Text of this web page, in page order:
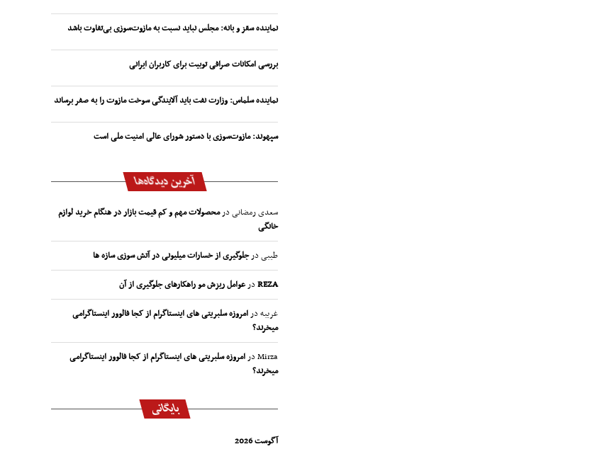
نماینده سقز و بانه: مجلس نباید نسبت به مازوت‌سوزی بی‌تفاوت باشد
بررسی امکانات صرافی توبیت برای کاربران ایرانی
نماینده سلماس: وزارت نفت باید آلایندگی سوخت مازوت را به صفر برساند
سپهوند:‌ مازوت‌سوزی با دستور شورای عالی امنیت ملی است
آخرین دیدگاه‌ها
سعدی رمضانیدرمحصولات مهم و کم قیمت بازار در هنگام خرید لوازم
خانگی
طیبیدرجلوگیری از خسارات میلیونی در آتش سوزی سازه ها
REZAدرعوامل ریزش مو راهکارهای جلوگیری از آن
غریبهدرامروزه سلبریتی های اینستاگرام از کجا فالوور اینستاگرامی
میخرند؟
Mirzaدرامروزه سلبریتی های اینستاگرام از کجا فالوور اینستاگرامی
میخرند؟
بایگانی
آگوست 2026